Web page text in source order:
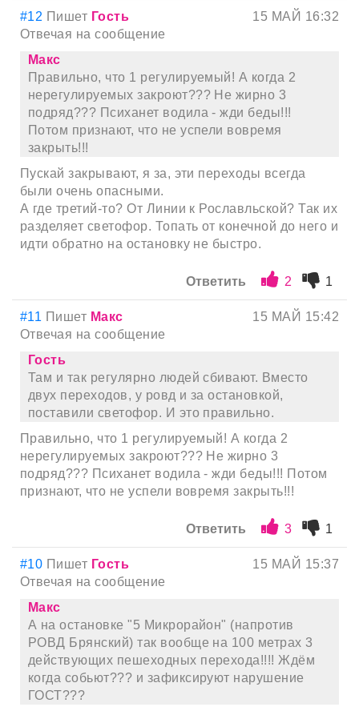
#12 Пишет Гость
15 МАЙ 16:32
Отвечая на сообщение
Макс
Правильно, что 1 регулируемый! А когда 2
нерегулируемых закроют??? Не жирно 3
подряд??? Психанет водила - жди беды!!!
Потом признают, что не успели вовремя
закрыть!!!
Пускай закрывают, я за, эти переходы всегда
были очень опасными.
А где третий-то? От Линии к Рославльской? Так их
разделяет светофор. Топать от конечной до него и
идти обратно на остановку не быстро.
Ответить 2 1
#11 Пишет Макс
15 МАЙ 15:42
Отвечая на сообщение
Гость
Там и так регулярно людей сбивают. Вместо
двух переходов, у ровд и за остановкой,
поставили светофор. И это правильно.
Правильно, что 1 регулируемый! А когда 2
нерегулируемых закроют??? Не жирно 3
подряд??? Психанет водила - жди беды!!! Потом
признают, что не успели вовремя закрыть!!!
Ответить 3 1
#10 Пишет Гость
15 МАЙ 15:37
Отвечая на сообщение
Макс
А на остановке "5 Микрорайон" (напротив
РОВД Брянский) так вообще на 100 метрах 3
действующих пешеходных перехода!!!! Ждём
когда собьют??? и зафиксируют нарушение
ГОСТ???